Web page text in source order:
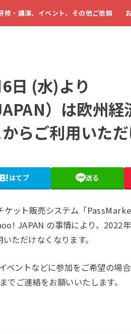
修・講演、イベント、その他ご依頼
日 (水)より
）は欧州経
からご利用いた
はてブ 送る
ット販売システム「
JAPAN の事情により、2022
ただけなくなります。
ントなどに参加をご希望の場
までご連絡をお願いいたします。